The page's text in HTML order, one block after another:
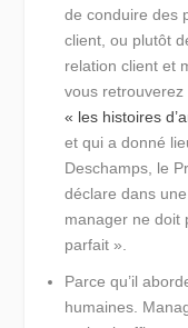
de conduire des
client, ou plutôt
relation client et
vous
« les histoires
et qui a donné
Deschamps, le
déclare dans
manager ne doit
parfait ».
Parce qu’il
humaines.